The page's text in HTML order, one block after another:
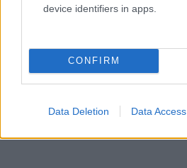
device identifiers in apps.
CONFIRM
Data Deletion Data Access